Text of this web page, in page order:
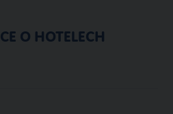
O HOTELECH